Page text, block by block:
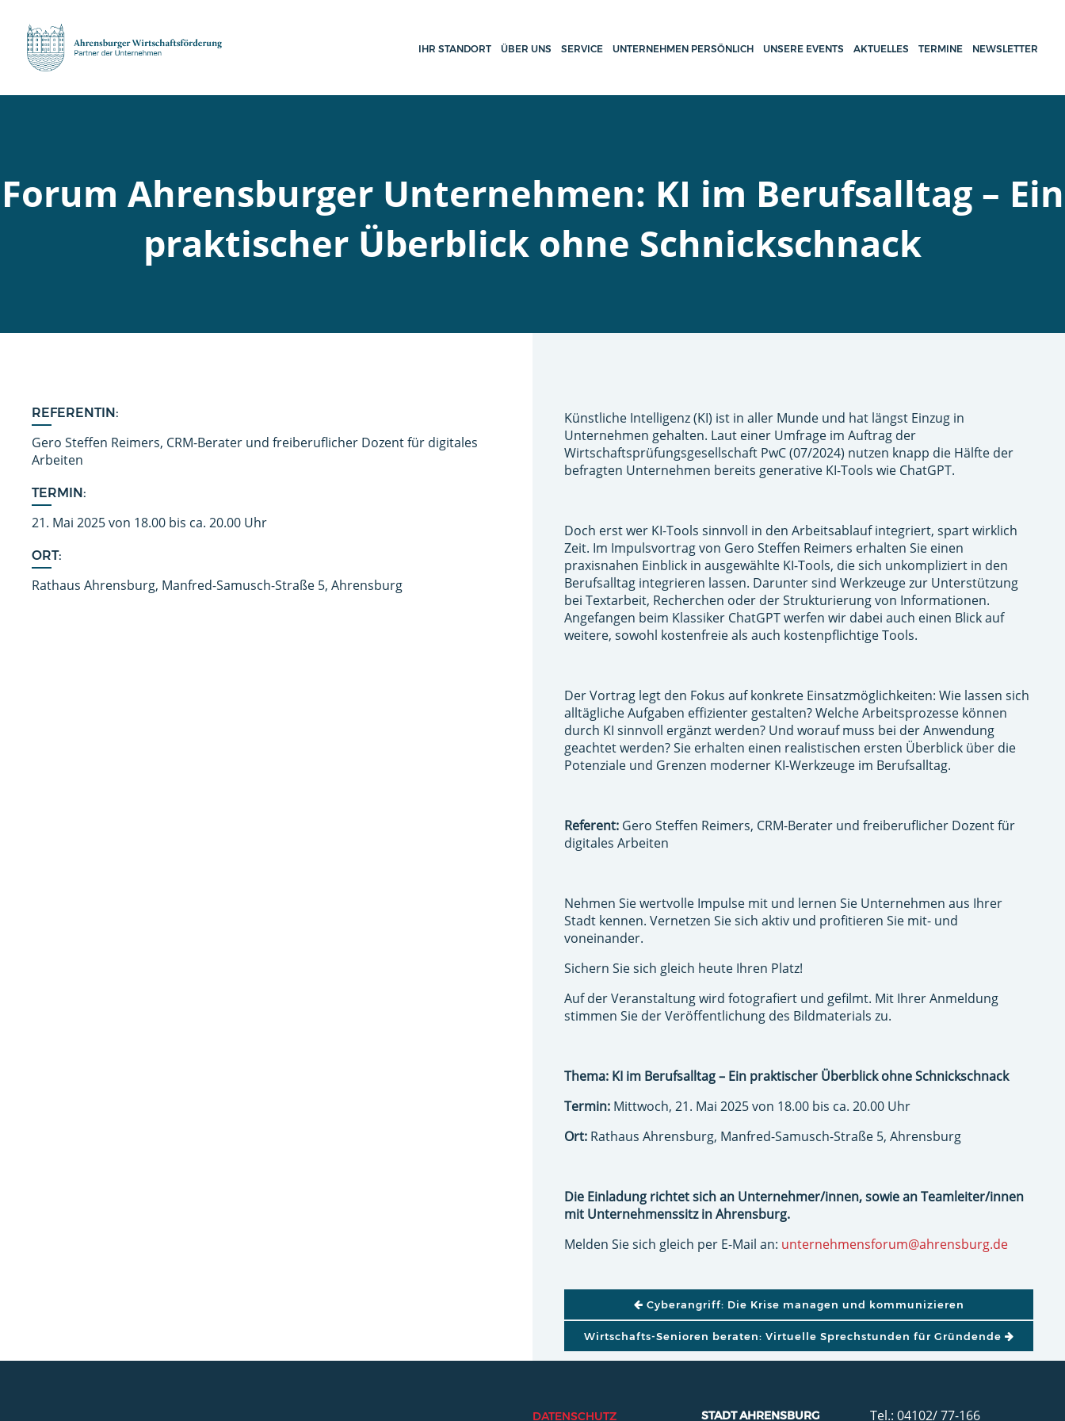
IHR STANDORT ÜBER UNS SERVICE UNTERNEHMEN PERSÖNLICH UNSERE EVENTS AKTUELLES TERMINE NEWSLETTER
Forum Ahrensburger Unternehmen: KI im Berufsalltag – Ein
praktischer Überblick ohne Schnickschnack
REFERENTIN:
Gero Steffen Reimers, CRM-Berater und freiberuflicher Dozent für digitales
Arbeiten
TERMIN:
21. Mai 2025 von 18.00 bis ca. 20.00 Uhr
ORT:
Rathaus Ahrensburg, Manfred-Samusch-Straße 5, Ahrensburg
Künstliche Intelligenz (KI) ist in aller Munde und hat längst Einzug in
Unternehmen gehalten. Laut einer Umfrage im Auftrag der
Wirtschaftsprüfungsgesellschaft PwC (07/2024) nutzen knapp die Hälfte der
befragten Unternehmen bereits generative KI-Tools wie ChatGPT.
Doch erst wer KI-Tools sinnvoll in den Arbeitsablauf integriert, spart wirklich
Zeit. Im Impulsvortrag von Gero Steffen Reimers erhalten Sie einen
praxisnahen Einblick in ausgewählte KI-Tools, die sich unkompliziert in den
Berufsalltag integrieren lassen. Darunter sind Werkzeuge zur Unterstützung
bei Textarbeit, Recherchen oder der Strukturierung von Informationen.
Angefangen beim Klassiker ChatGPT werfen wir dabei auch einen Blick auf
weitere, sowohl kostenfreie als auch kostenpflichtige Tools.
Der Vortrag legt den Fokus auf konkrete Einsatzmöglichkeiten: Wie lassen sich
alltägliche Aufgaben effizienter gestalten? Welche Arbeitsprozesse können
durch KI sinnvoll ergänzt werden? Und worauf muss bei der Anwendung
geachtet werden? Sie erhalten einen realistischen ersten Überblick über die
Potenziale und Grenzen moderner KI-Werkzeuge im Berufsalltag.
Referent: Gero Steffen Reimers, CRM-Berater und freiberuflicher Dozent für
digitales Arbeiten
Nehmen Sie wertvolle Impulse mit und lernen Sie Unternehmen aus Ihrer
Stadt kennen. Vernetzen Sie sich aktiv und profitieren Sie mit- und
voneinander.
Sichern Sie sich gleich heute Ihren Platz!
Auf der Veranstaltung wird fotografiert und gefilmt. Mit Ihrer Anmeldung
stimmen Sie der Veröffentlichung des Bildmaterials zu.
Thema: KI im Berufsalltag – Ein praktischer Überblick ohne Schnickschnack
Termin: Mittwoch, 21. Mai 2025 von 18.00 bis ca. 20.00 Uhr
Ort: Rathaus Ahrensburg, Manfred-Samusch-Straße 5, Ahrensburg
Die Einladung richtet sich an Unternehmer/innen, sowie an Teamleiter/innen
mit Unternehmenssitz in Ahrensburg.
Melden Sie sich gleich per E-Mail an: unternehmensforum@ahrensburg.de
BEITRAGSNAVIGATION
Cyberangriff: Die Krise managen und kommunizieren
Wirtschafts-Senioren beraten: Virtuelle Sprechstunden für Gründende
DATENSCHUTZ STADT AHRENSBURG Tel.: 04102/ 77-166